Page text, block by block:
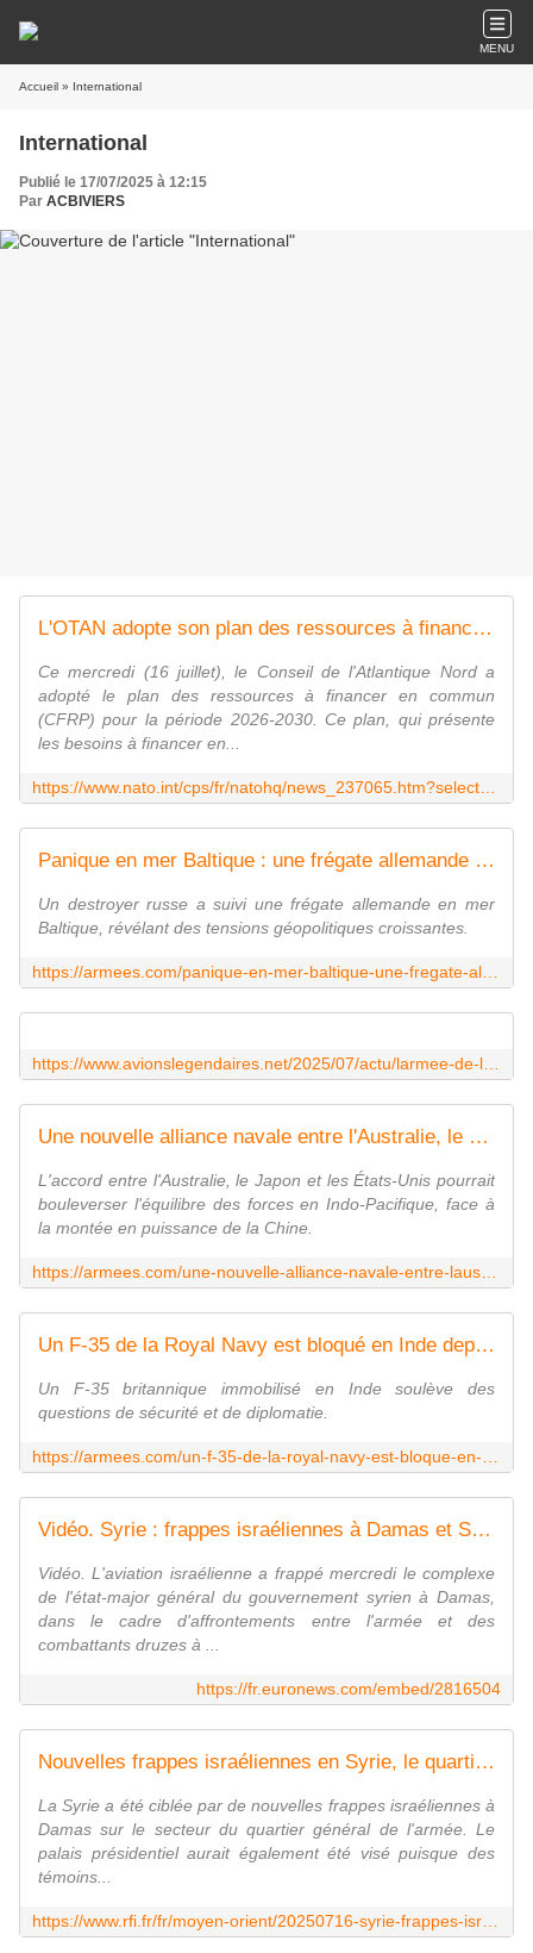
MENU
Accueil » International
International
Publié le 17/07/2025 à 12:15
Par ACBIVIERS
L'OTAN adopte son plan des ressources à financer en commun pour 2026-2030
Ce mercredi (16 juillet), le Conseil de l'Atlantique Nord a
adopté le plan des ressources à financer en commun
(CFRP) pour la période 2026-2030. Ce plan, qui présente
les besoins à financer en...
Panique en mer Baltique : une frégate allemande poursuivie par un destroyer russe
Un destroyer russe a suivi une frégate allemande en mer
Baltique, révélant des tensions géopolitiques croissantes.
Une nouvelle alliance navale entre l'Australie, le Japon et les USA pourrait tout changer
L'accord entre l'Australie, le Japon et les États-Unis pourrait
bouleverser l'équilibre des forces en Indo-Pacifique, face à
la montée en puissance de la Chine.
Un F-35 de la Royal Navy est bloqué en Inde depuis plusieurs jours : pourquoi ?
Un F-35 britannique immobilisé en Inde soulève des
questions de sécurité et de diplomatie.
Vidéo. Syrie : frappes israéliennes à Damas et Soueïda, en soutien aux Druzes
Vidéo. L'aviation israélienne a frappé mercredi le complexe
de l'état-major général du gouvernement syrien à Damas,
dans le cadre d'affrontements entre l'armée et des
combattants druzes à ...
https://fr.euronews.com/embed/2816504
Nouvelles frappes israéliennes en Syrie, le quartier général de l'armée à Damas touché
La Syrie a été ciblée par de nouvelles frappes israéliennes à
Damas sur le secteur du quartier général de l'armée. Le
palais présidentiel aurait également été visé puisque des
témoins...